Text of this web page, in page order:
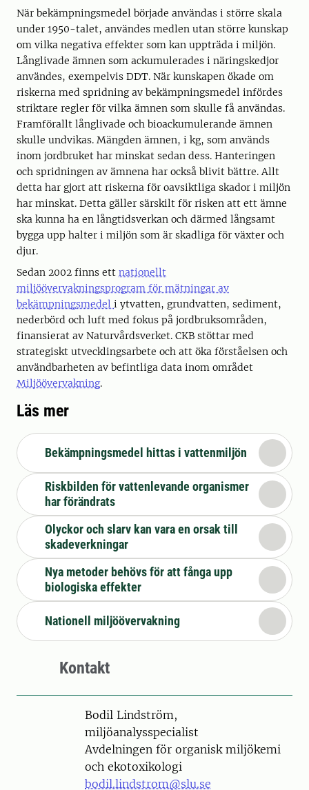
När bekämpningsmedel började användas i större skala
under 1950-talet, användes medlen utan större kunskap
om vilka negativa effekter som kan uppträda i miljön.
Långlivade ämnen som ackumulerades i näringskedjor
användes, exempelvis DDT. När kunskapen ökade om
riskerna med spridning av bekämpningsmedel infördes
striktare regler för vilka ämnen som skulle få användas.
Framförallt långlivade och bioackumulerande ämnen
skulle undvikas. Mängden ämnen, i kg, som används
inom jordbruket har minskat sedan dess. Hanteringen
och spridningen av ämnena har också blivit bättre. Allt
detta har gjort att riskerna för oavsiktliga skador i miljön
har minskat. Detta gäller särskilt för risken att ett ämne
ska kunna ha en långtidsverkan och därmed långsamt
bygga upp halter i miljön som är skadliga för växter och
djur.
Sedan 2002 finns ett nationellt
miljöövervakningsprogram för mätningar av
bekämpningsmedel i ytvatten, grundvatten, sediment,
nederbörd och luft med fokus på jordbruksområden,
finansierat av Naturvårdsverket. CKB stöttar med
strategiskt utvecklingsarbete och att öka förståelsen och
användbarheten av befintliga data inom området
Miljöövervakning.
Läs mer
Bekämpningsmedel hittas i vattenmiljön
Riskbilden för vattenlevande organismer
har förändrats
Olyckor och slarv kan vara en orsak till
skadeverkningar
Nya metoder behövs för att fånga upp
biologiska effekter
Nationell miljöövervakning
Kontakt
PersonBodil Lindström,
miljöanalysspecialist
Avdelningen för organisk miljökemi
och ekotoxikologi
bodil.lindstrom@slu.se